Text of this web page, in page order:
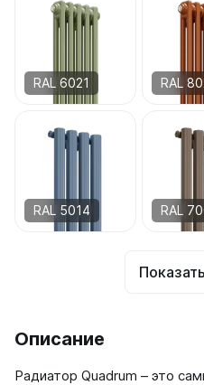
RAL 6021 RAL
RAL 5014 RAL
Описание
Радиатор Quadrum – это